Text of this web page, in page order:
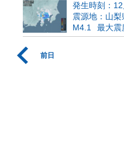
発生時刻：
震源地：山
M4.1
最大震
前日